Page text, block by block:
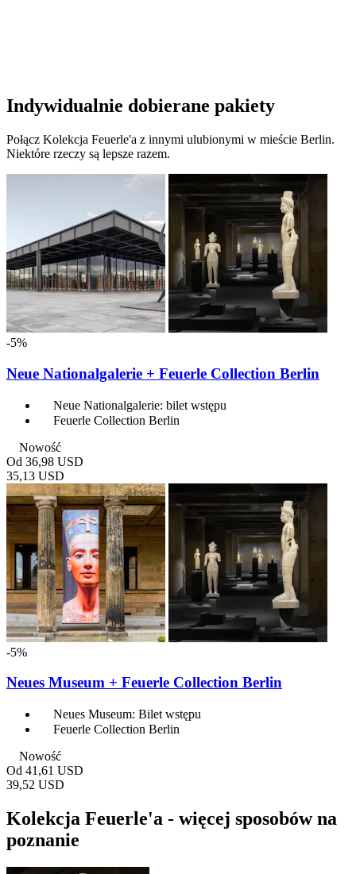
Indywidualnie dobierane pakiety
Połącz Kolekcja Feuerle'a z innymi ulubionymi w mieście Berlin.
Niektóre rzeczy są lepsze razem.
-5%
Neue Nationalgalerie + Feuerle Collection Berlin
Neue Nationalgalerie: bilet wstępu
Feuerle Collection Berlin
Nowość
Od 36,98 USD
35,13 USD
-5%
Neues Museum + Feuerle Collection Berlin
Neues Museum: Bilet wstępu
Feuerle Collection Berlin
Nowość
Od 41,61 USD
39,52 USD
Kolekcja Feuerle'a - więcej sposobów na
poznanie